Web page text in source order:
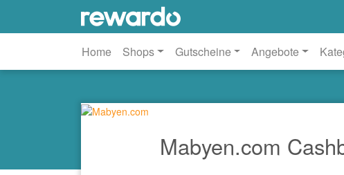
Home Shops Gutscheine Angebote
Mabyen.com